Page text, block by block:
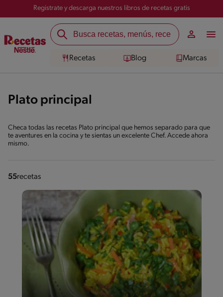
Registrate y descarga nuestros libros de recetas gratis
Recetas Blog Marcas
Plato principal
Checa todas las recetas Plato principal que hemos separado para que
te aventures en la cocina y te sientas un excelente Chef. Accede ahora
mismo.
55recetas